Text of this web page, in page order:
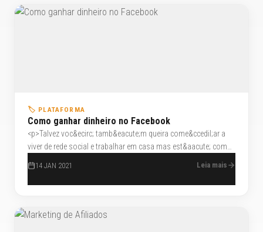
🏷️ PLATAFORMA
Como ganhar dinheiro no Facebook
<p>Talvez voc&ecirc; tamb&eacute;m queira come&ccedil;ar a
viver de rede social e trabalhar em casa mas est&aacute; com
medo, voc&ecirc; talvez pense que esta vontade n&atilde;o vai
proporcionar a voc&ecirc; viver de forma digna
economicamente falando, mas eu te digo: quando voc&ecirc;
&eacute; uma lei natural, funciona, acredite ou n&atilde;o.</p>
14 JAN 2021 Leia mais